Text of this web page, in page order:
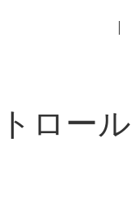
ロール